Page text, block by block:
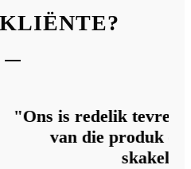
met die kwaliteit
en met die dip-